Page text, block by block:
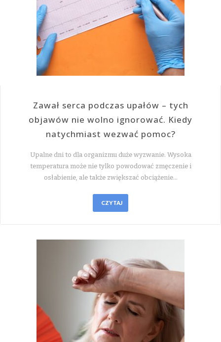
Zawał serca podczas upałów – tych
objawów nie wolno ignorować. Kiedy
natychmiast wezwać pomoc?
Upalne dni to dla organizmu duże wyzwanie. Wysoka
temperatura może nie tylko powodować zmęczenie i
osłabienie, ale także zwiększać obciążenie…
CZYTAJ